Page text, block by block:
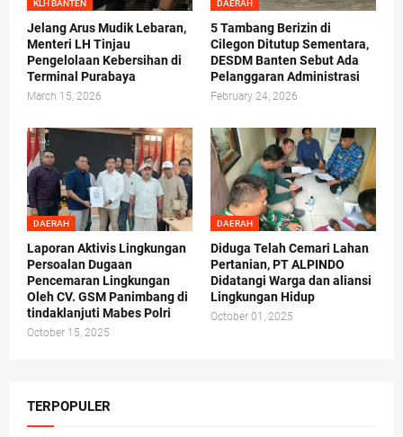
KLH BANTEN
Jelang Arus Mudik Lebaran,
Menteri LH Tinjau
Pengelolaan Kebersihan di
Terminal Purabaya
March 15, 2026
DAERAH
5 Tambang Berizin di
Cilegon Ditutup Sementara,
DESDM Banten Sebut Ada
Pelanggaran Administrasi
February 24, 2026
DAERAH
Laporan Aktivis Lingkungan
Persoalan Dugaan
Pencemaran Lingkungan
Oleh CV. GSM Panimbang di
tindaklanjuti Mabes Polri
October 15, 2025
DAERAH
Diduga Telah Cemari Lahan
Pertanian, PT ALPINDO
Didatangi Warga dan aliansi
Lingkungan Hidup
October 01, 2025
TERPOPULER